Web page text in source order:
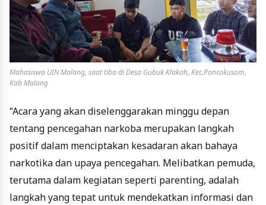
Mahasiswa UIN Malang, saat tiba di Desa Gubuk Klakah, Kec.Poncokusom,
Kab Malang
“Acara yang akan diselenggarakan minggu depan
tentang pencegahan narkoba merupakan langkah
positif dalam menciptakan kesadaran akan bahaya
narkotika dan upaya pencegahan. Melibatkan pemuda,
terutama dalam kegiatan seperti parenting, adalah
langkah yang tepat untuk mendekatkan informasi dan